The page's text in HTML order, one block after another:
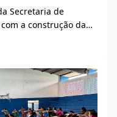
Secretaria de
a construção da
proximidades do
andamento,...